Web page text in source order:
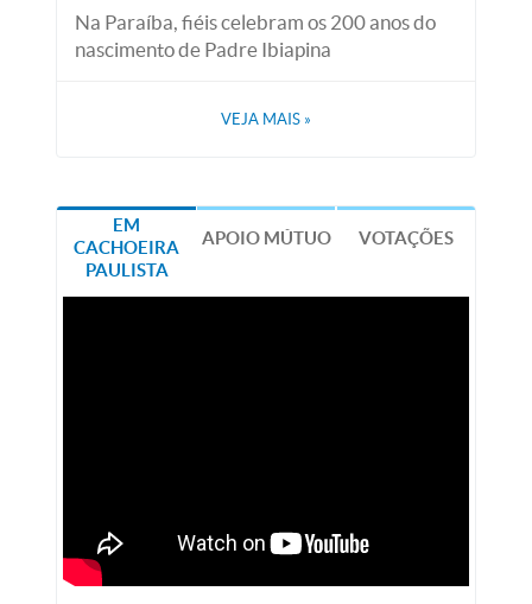
Na Paraíba, fiéis celebram os 200 anos do
nascimento de Padre Ibiapina
VEJA MAIS »
EM
CACHOEIRA
PAULISTA
APOIO MÚTUO VOTAÇÕES